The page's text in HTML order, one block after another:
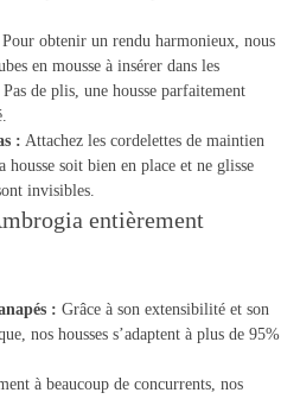
Pour obtenir un rendu harmonieux, nous
en mousse à insérer dans les
de plis, une housse parfaitement
: Attachez les cordelettes de maintien
housse soit bien en place et ne glisse
invisibles.
: Grâce à son extensibilité et son
nos housses s’adaptent à plus de 95%
à beaucoup de concurrents, nos